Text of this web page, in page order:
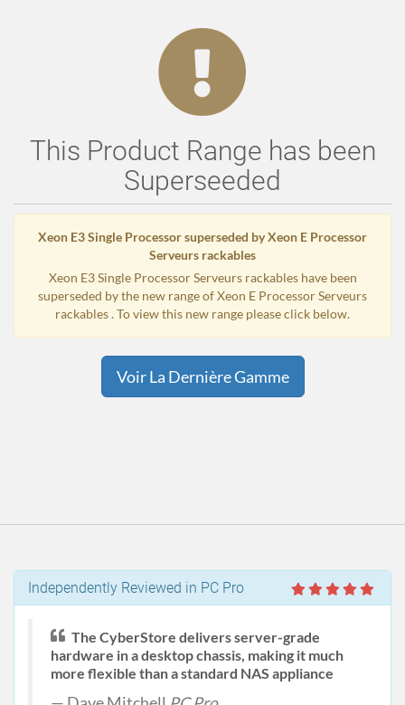
This Product Range has been
Superseeded
Xeon E3 Single Processor superseded by Xeon E Processor
Serveurs rackables
Xeon E3 Single Processor Serveurs rackables have been
superseded by the new range of Xeon E Processor Serveurs
rackables . To view this new range please click below.
Voir La Dernière Gamme
Independently Reviewed in PC Pro
The CyberStore delivers server-grade
hardware in a desktop chassis, making it much
more flexible than a standard NAS appliance